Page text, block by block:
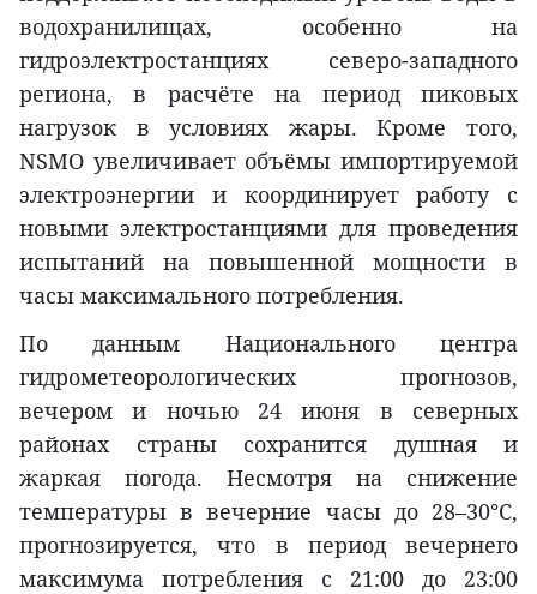
водохранилищах, особенно на
гидроэлектростанциях северо-западного
региона, в расчёте на период пиковых
нагрузок в условиях жары. Кроме того,
NSMO увеличивает объёмы импортируемой
электроэнергии и координирует работу с
новыми электростанциями для проведения
испытаний на повышенной мощности в
часы максимального потребления.
По данным Национального центра
гидрометеорологических прогнозов,
вечером и ночью 24 июня в северных
районах страны сохранится душная и
жаркая погода. Несмотря на снижение
температуры в вечерние часы до 28–30°C,
прогнозируется, что в период вечернего
максимума потребления с 21:00 до 23:00